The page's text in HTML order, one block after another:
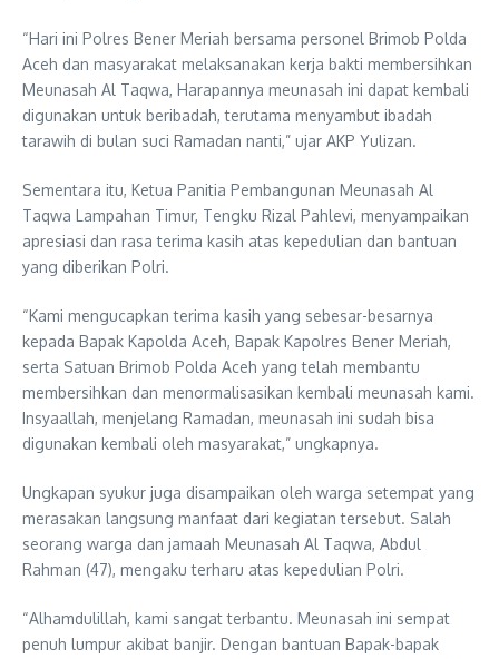
“Hari ini Polres Bener Meriah bersama personel Brimob Polda
Aceh dan masyarakat melaksanakan kerja bakti membersihkan
Meunasah Al Taqwa, Harapannya meunasah ini dapat kembali
digunakan untuk beribadah, terutama menyambut ibadah
tarawih di bulan suci Ramadan nanti,” ujar AKP Yulizan.
Sementara itu, Ketua Panitia Pembangunan Meunasah Al
Taqwa Lampahan Timur, Tengku Rizal Pahlevi, menyampaikan
apresiasi dan rasa terima kasih atas kepedulian dan bantuan
yang diberikan Polri.
“Kami mengucapkan terima kasih yang sebesar-besarnya
kepada Bapak Kapolda Aceh, Bapak Kapolres Bener Meriah,
serta Satuan Brimob Polda Aceh yang telah membantu
membersihkan dan menormalisasikan kembali meunasah kami.
Insyaallah, menjelang Ramadan, meunasah ini sudah bisa
digunakan kembali oleh masyarakat,” ungkapnya.
Ungkapan syukur juga disampaikan oleh warga setempat yang
merasakan langsung manfaat dari kegiatan tersebut. Salah
seorang warga dan jamaah Meunasah Al Taqwa, Abdul
Rahman (47), mengaku terharu atas kepedulian Polri.
“Alhamdulillah, kami sangat terbantu. Meunasah ini sempat
penuh lumpur akibat banjir. Dengan bantuan Bapak-bapak